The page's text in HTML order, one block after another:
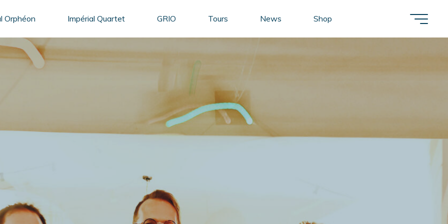
Orphéon Impérial Quartet GRIO Tours News Shop